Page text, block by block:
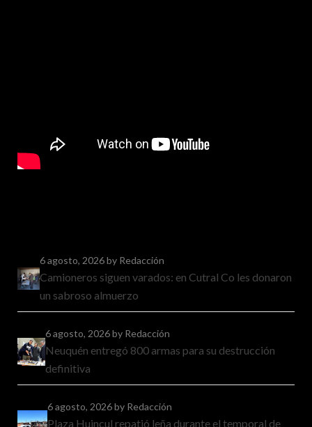
6 agosto, 2026by Redacción
Camioneros siguen varados: en Cutral Co les donaron
un sabroso almuerzo
6 agosto, 2026by Redacción
Neuquén entregó 800 armas para su destrucción
definitiva
6 agosto, 2026by Redacción
Plaza Huincul repatió leña durante el temporal de